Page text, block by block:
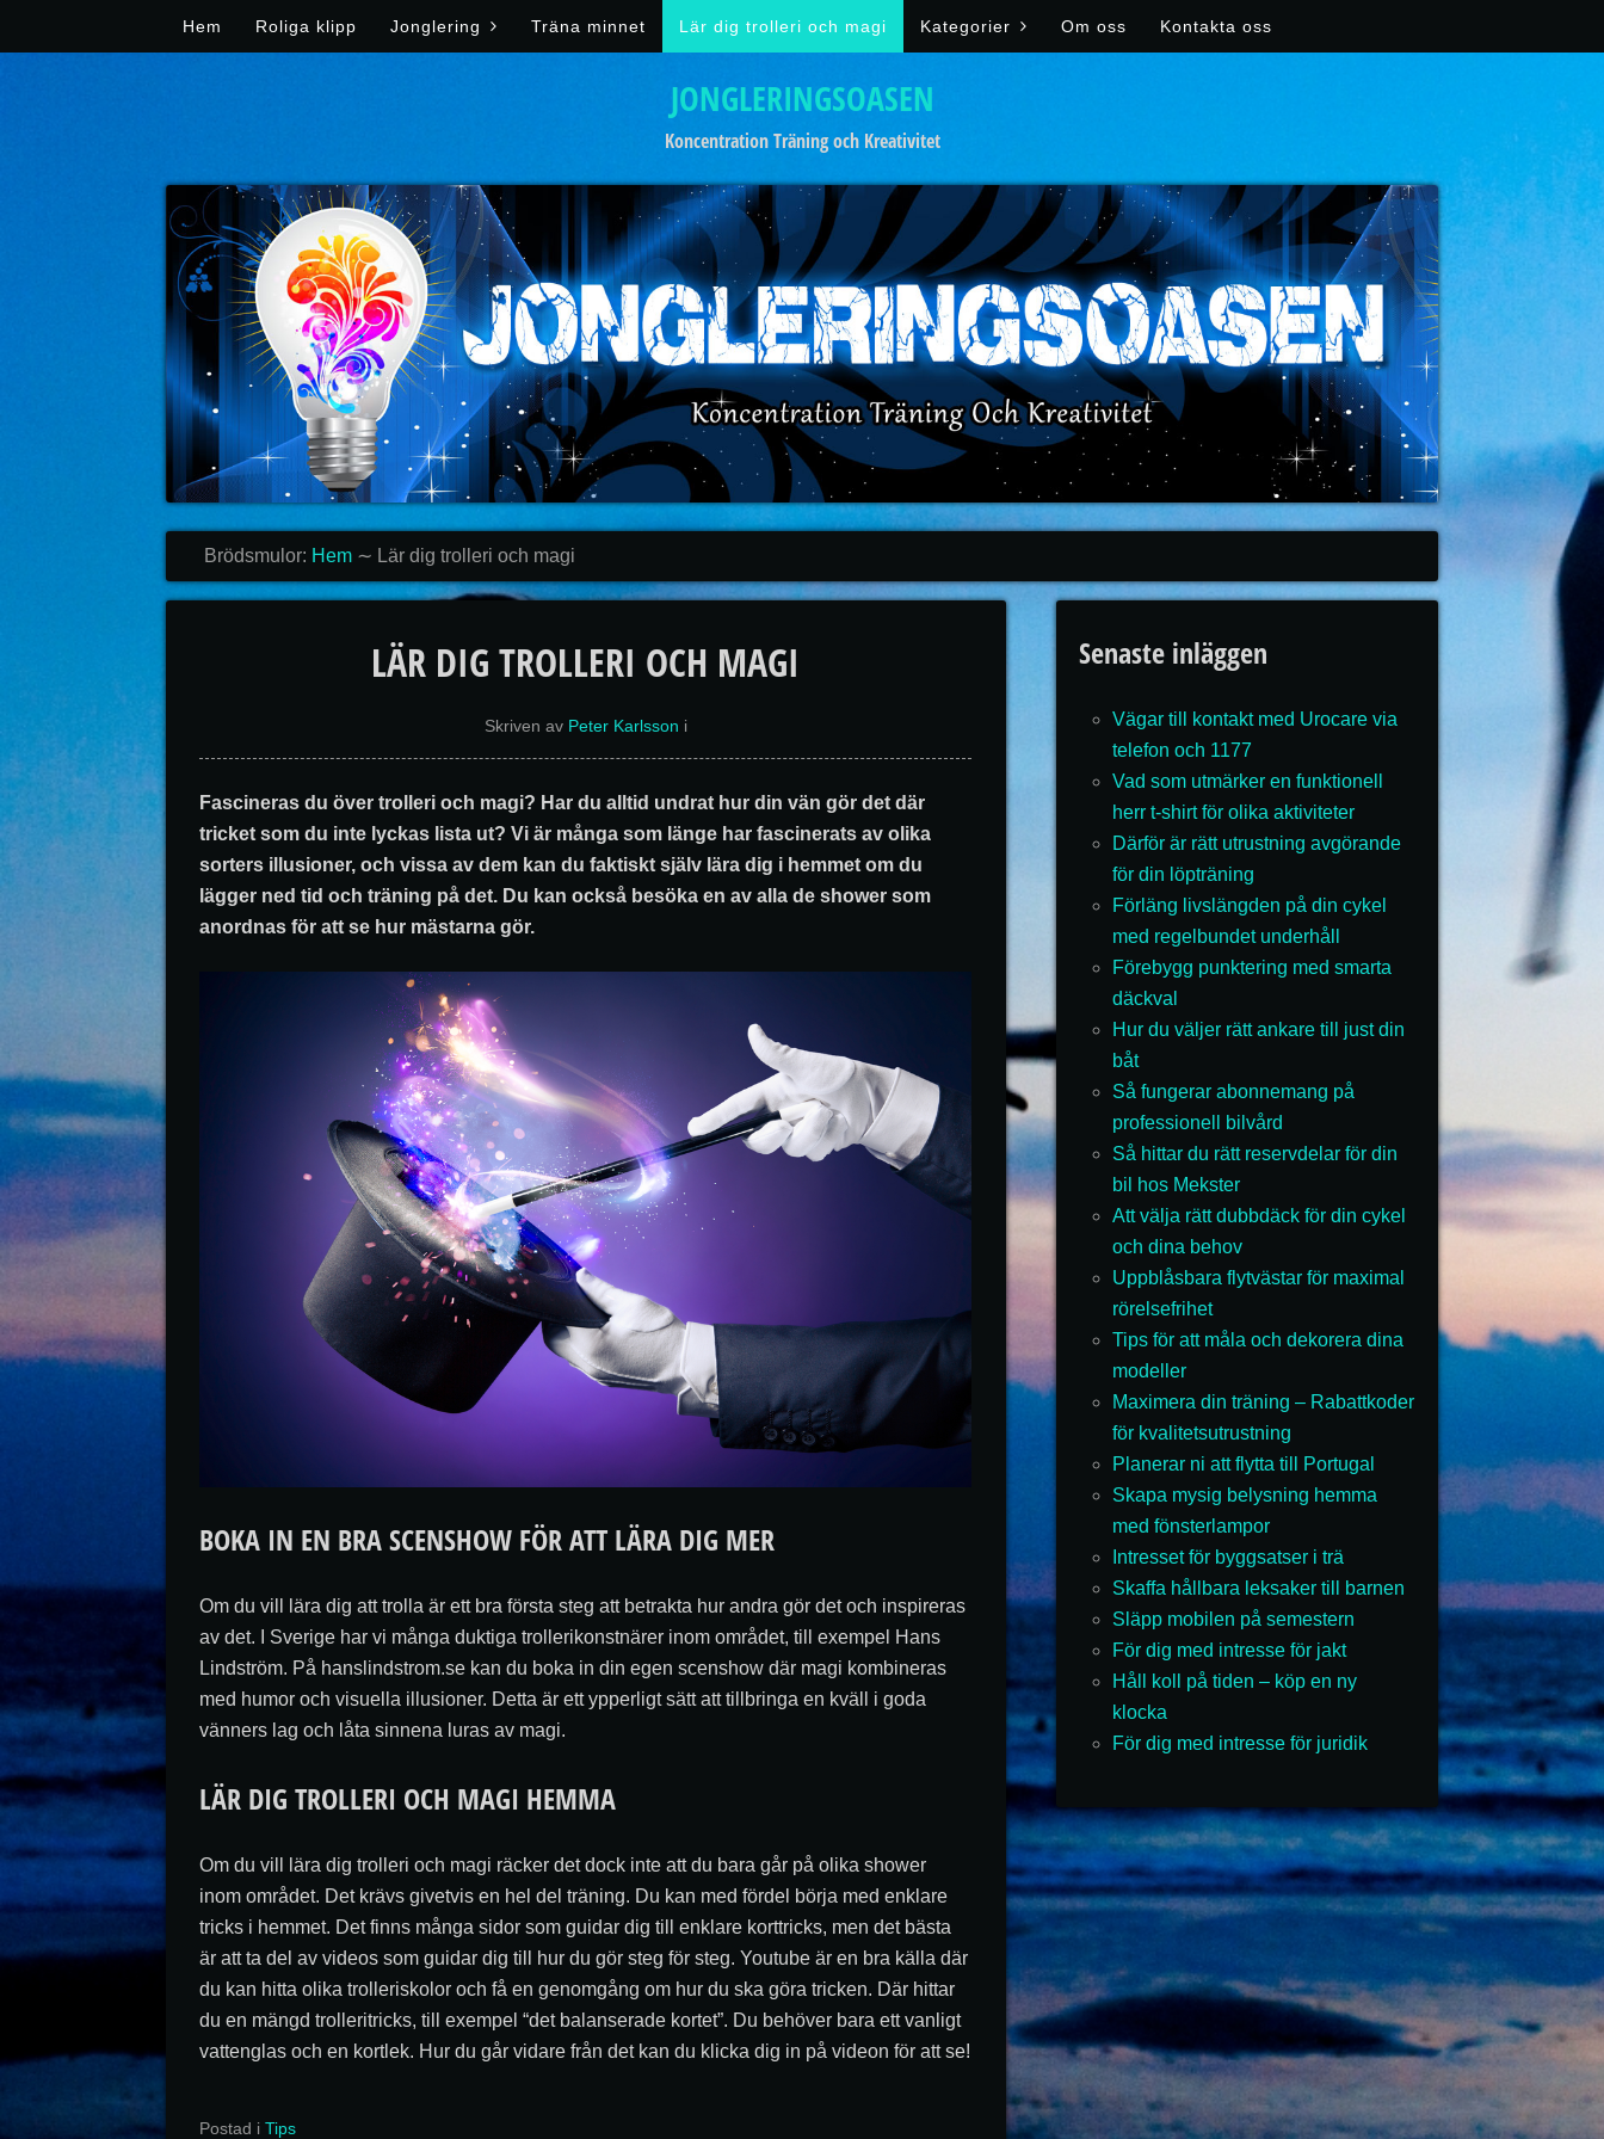
Hem Roliga klipp Jonglering Träna minnet Lär dig trolleri och magi Kategorier Om oss Kontakta oss
JONGLERINGSOASEN
Koncentration Träning och Kreativitet
Brödsmulor: Hem ∼ Lär dig trolleri och magi
LÄR DIG TROLLERI OCH MAGI
Skriven av Peter Karlsson i
Fascineras du över trolleri och magi? Har du alltid undrat hur din vän gör det där
tricket som du inte lyckas lista ut? Vi är många som länge har fascinerats av olika
sorters illusioner, och vissa av dem kan du faktiskt själv lära dig i hemmet om du
lägger ned tid och träning på det. Du kan också besöka en av alla de shower som
anordnas för att se hur mästarna gör.
BOKA IN EN BRA SCENSHOW FÖR ATT LÄRA DIG MER
Om du vill lära dig att trolla är ett bra första steg att betrakta hur andra gör det och inspireras
av det. I Sverige har vi många duktiga trollerikonstnärer inom området, till exempel Hans
Lindström. På hanslindstrom.se kan du boka in din egen scenshow där magi kombineras
med humor och visuella illusioner. Detta är ett ypperligt sätt att tillbringa en kväll i goda
vänners lag och låta sinnena luras av magi.
LÄR DIG TROLLERI OCH MAGI HEMMA
Om du vill lära dig trolleri och magi räcker det dock inte att du bara går på olika shower
inom området. Det krävs givetvis en hel del träning. Du kan med fördel börja med enklare
tricks i hemmet. Det finns många sidor som guidar dig till enklare korttricks, men det bästa
är att ta del av videos som guidar dig till hur du gör steg för steg. Youtube är en bra källa där
du kan hitta olika trolleriskolor och få en genomgång om hur du ska göra tricken. Där hittar
du en mängd trolleritricks, till exempel “det balanserade kortet”. Du behöver bara ett vanligt
vattenglas och en kortlek. Hur du går vidare från det kan du klicka dig in på videon för att se!
Postad iTips
Senaste inläggen
Vägar till kontakt med Urocare via
telefon och 1177
Vad som utmärker en funktionell
herr t-shirt för olika aktiviteter
Därför är rätt utrustning avgörande
för din löpträning
Förläng livslängden på din cykel
med regelbundet underhåll
Förebygg punktering med smarta
däckval
Hur du väljer rätt ankare till just din
båt
Så fungerar abonnemang på
professionell bilvård
Så hittar du rätt reservdelar för din
bil hos Mekster
Att välja rätt dubbdäck för din cykel
och dina behov
Uppblåsbara flytvästar för maximal
rörelsefrihet
Tips för att måla och dekorera dina
modeller
Maximera din träning – Rabattkoder
för kvalitetsutrustning
Planerar ni att flytta till Portugal
Skapa mysig belysning hemma
med fönsterlampor
Intresset för byggsatser i trä
Skaffa hållbara leksaker till barnen
Släpp mobilen på semestern
För dig med intresse för jakt
Håll koll på tiden – köp en ny
klocka
För dig med intresse för juridik